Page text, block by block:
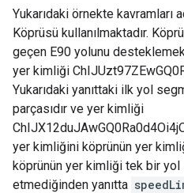
Yukarıdaki örnekte kavramları
Köprüsü kullanılmaktadır.
geçen E90 yolunu
yer kimliği
Yukarıdaki yanıttaki ilk yol
parçasıdır ve yer kimliği
yer kimliğini köprünün yer
köprünün yer kimliği tek bir
etmediğinden yanıtta